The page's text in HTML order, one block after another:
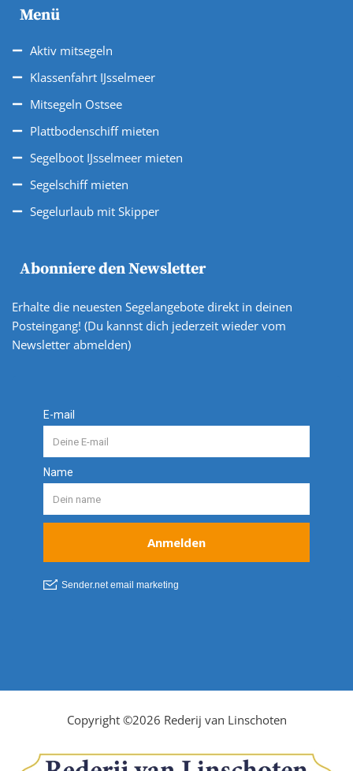
Menü
Aktiv mitsegeln
Klassenfahrt IJsselmeer
Mitsegeln Ostsee
Plattbodenschiff mieten
Segelboot IJsselmeer mieten
Segelschiff mieten
Segelurlaub mit Skipper
Abonniere den Newsletter
Erhalte die neuesten Segelangebote direkt in deinen
Posteingang! (Du kannst dich jederzeit wieder vom
Newsletter abmelden)
Copyright ©2026 Rederij van Linschoten